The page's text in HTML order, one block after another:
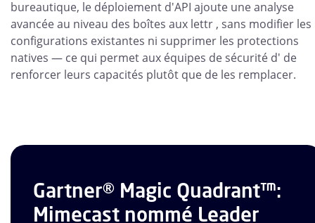
bureautique, le déploiement d'API ajoute une analyse
avancée au niveau des boîtes aux lettr , sans modifier les
configurations existantes ni supprimer les protections
natives — ce qui permet aux équipes de sécurité d' de
renforcer leurs capacités plutôt que de les remplacer.
Gartner® Magic Quadrant™:
Mimecast nommé Leader